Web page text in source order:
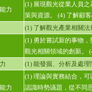
力
(1) 展現觀光從業人員
策與資源。 (4) 了解顧
(1) 了解觀光產業相關
(1) 勇於嘗試新的事物
觀光相關領域的創新。
(1) 能發掘、分析及處
力
(1) 理論與實務結合，
認識時勢議題，從不同